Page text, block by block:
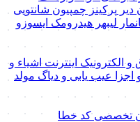
دیر پرکینز چمپیون شانتویی
لیبهر هیدرومک ایسوزو
و الکترونیک اینترنت اشیاء و
عیب یابی و دیاگ مولد
تخصصیکد خطا